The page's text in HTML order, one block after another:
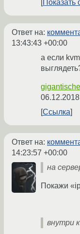
Показать
Ответ на:
13:43:43 +00:00
а если
Ссылка
Ответ на:
14:23:57 +00:00
на
Покажи
внутри